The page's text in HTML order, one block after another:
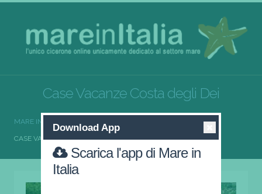
Case Vacanze Costa degli Dei
MARE IN ITALIA
CASE VACANZE COSTA DEGLI DEI
Download App
Scarica l'app di Mare in
Italia